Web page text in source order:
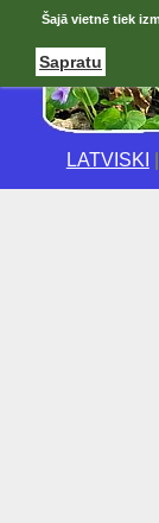
LATVISKI
Šajā vietnē tiek
Sapratu